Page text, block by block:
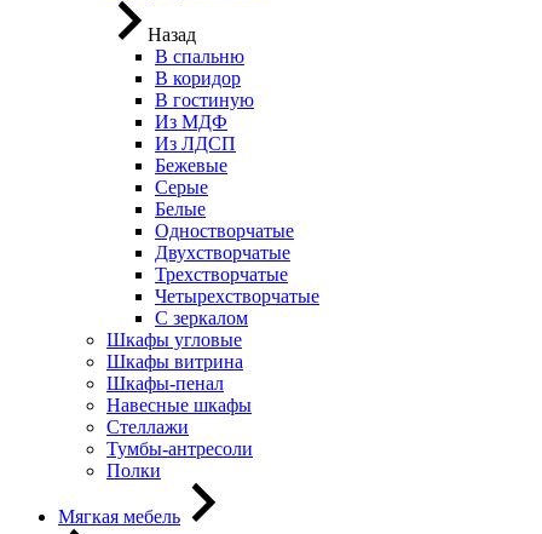
Назад
В спальню
В коридор
В гостиную
Из МДФ
Из ЛДСП
Бежевые
Серые
Белые
Одностворчатые
Двухстворчатые
Трехстворчатые
Четырехстворчатые
С зеркалом
Шкафы угловые
Шкафы витрина
Шкафы-пенал
Навесные шкафы
Стеллажи
Тумбы-антресоли
Полки
Мягкая мебель